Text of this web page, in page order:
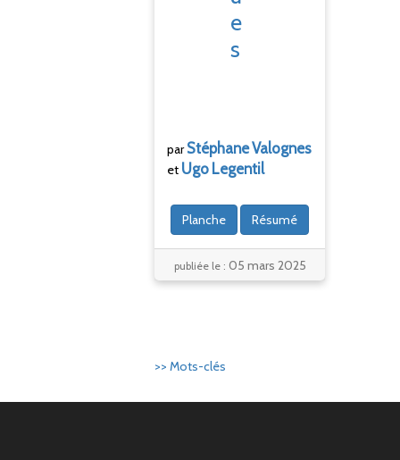
e
s
parStéphaneValognes
et Ugo Legentil
Planche Résumé
publiée le : 05 mars 2025
>> Mots-clés